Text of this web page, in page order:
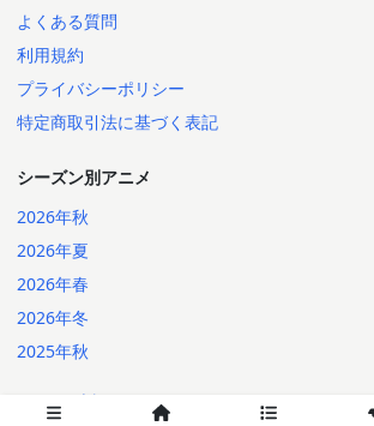
よくある質問
利用規約
プライバシーポリシー
特定商取引法に基づく表記
シーズン別アニメ
2026年秋
2026年夏
2026年春
2026年冬
2025年秋
言語: 日本語 English